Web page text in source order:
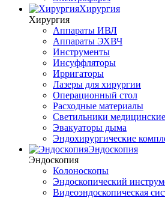
Хирургия
Хирургия
Аппараты ИВЛ
Аппараты ЭХВЧ
Инструменты
Инсуффляторы
Ирригаторы
Лазеры для хирургии
Операционный стол
Расходные материалы
Светильники медицинские
Эвакуаторы дыма
Эндохирургические
Эндоскопия
Эндоскопия
Колоноскопы
Эндоскопический
Видеоэндоскопическая